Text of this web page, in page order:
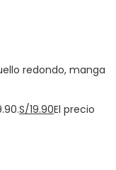
redondo, manga
S/19.90El precio